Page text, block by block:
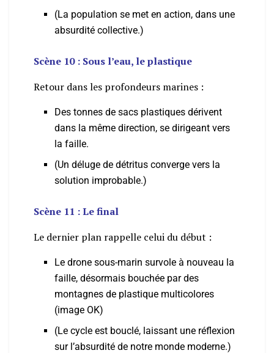
(La population se met en action, dans une
absurdité collective.)
Scène 10 : Sous l’eau, le plastique
Retour dans les profondeurs marines :
Des tonnes de sacs plastiques dérivent
dans la même direction, se dirigeant vers
la faille.
(Un déluge de détritus converge vers la
solution improbable.)
Scène 11 : Le final
Le dernier plan rappelle celui du début :
Le drone sous-marin survole à nouveau la
faille, désormais bouchée par des
montagnes de plastique multicolores
(image OK)
(Le cycle est bouclé, laissant une réflexion
sur l’absurdité de notre monde moderne.)